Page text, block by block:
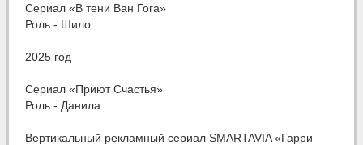
Сериал «В тени Ван Гога»
Роль - Шило
2025 год
Сериал «Приют Счастья»
Роль - Данила
Вертикальный рекламный сериал SMARTAVIA «Гарри